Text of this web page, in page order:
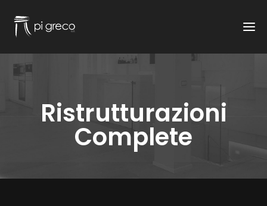
T
g
Ristrutturazioni
Complete